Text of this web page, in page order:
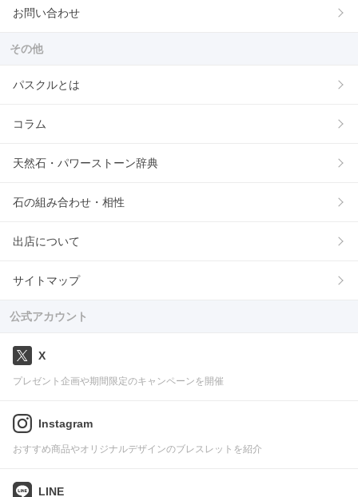
お問い合わせ
その他
パスクルとは
コラム
天然石・パワーストーン辞典
石の組み合わせ・相性
出店について
サイトマップ
公式アカウント
X
プレゼント企画や期間限定のキャンペーンを開催
Instagram
おすすめ商品やオリジナルデザインのブレスレットを紹介
LINE